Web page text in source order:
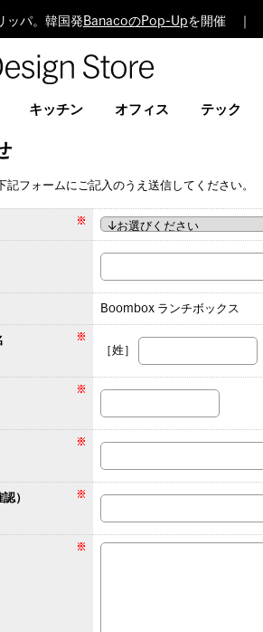
ッパ。韓国発 BanacoのPop-Upを開催 ｜
Design
キッチン オフィス テック
記フォームにご記入のうえ送信してください。
Boombox ランチボックス
［姓］
）